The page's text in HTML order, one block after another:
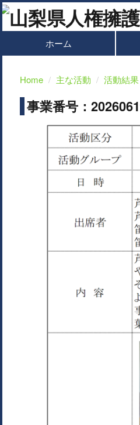
ホーム
Home 主な活動 活動結果
事業番号：